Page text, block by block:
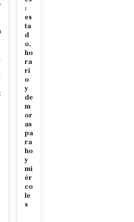
:
es
ta
d
o,
ho
ra
ri
o
y
de
m
or
as
pa
ra
ho
y
mi
ér
co
le
s